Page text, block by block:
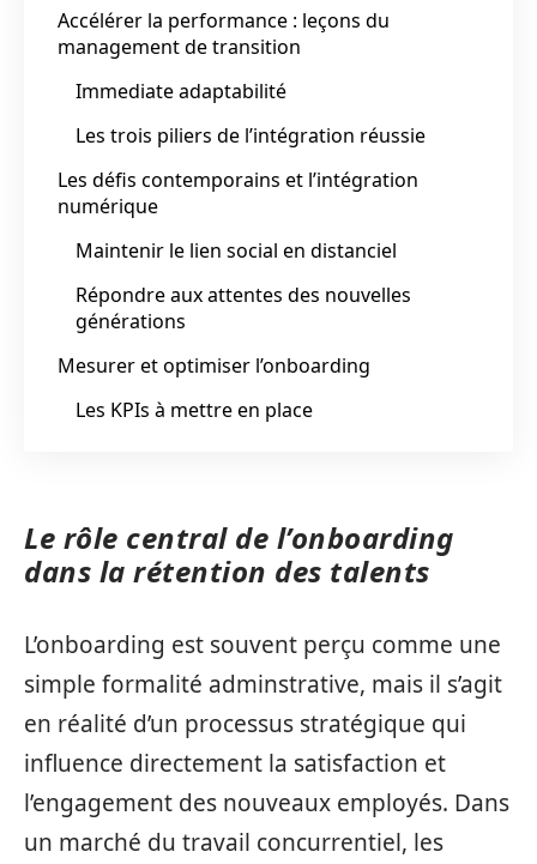
Accélérer la performance : leçons du
management de transition
Immediate adaptabilité
Les trois piliers de l’intégration réussie
Les défis contemporains et l’intégration
numérique
Maintenir le lien social en distanciel
Répondre aux attentes des nouvelles
générations
Mesurer et optimiser l’onboarding
Les KPIs à mettre en place
Le rôle central de l’onboarding
dans la rétention des talents
L’onboarding est souvent perçu comme une
simple formalité adminstrative, mais il s’agit
en réalité d’un processus stratégique qui
influence directement la satisfaction et
l’engagement des nouveaux employés. Dans
un marché du travail concurrentiel, les